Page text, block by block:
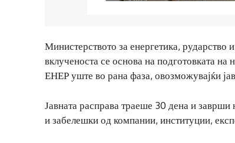
Министерството за енергетика,
вклученоста се основа на подготовката
ЕНЕР уште во рана фаза, овозможувајќи
Јавната расправа траеше 30 дена и заврши
и забелешки од компании, институции,